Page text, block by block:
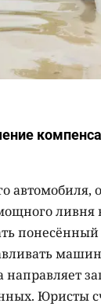
автомобиля,
ливня
Юристы